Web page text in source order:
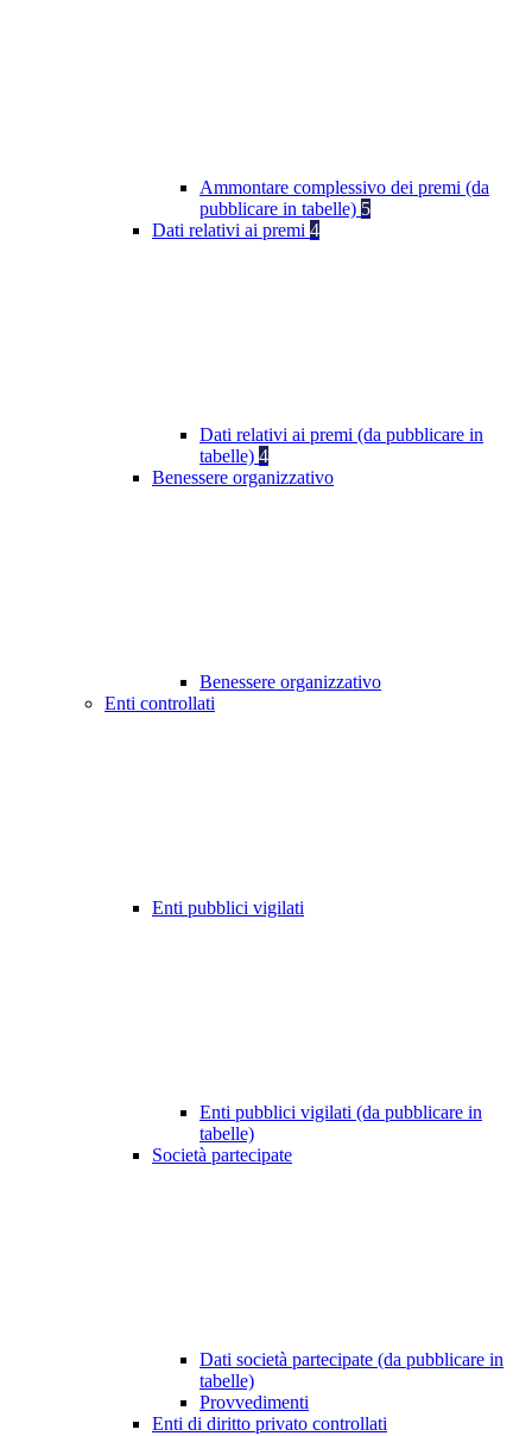
Ammontare complessivo dei premi (da
pubblicare in tabelle) 5
Dati relativi ai premi 4
Dati relativi ai premi (da pubblicare in
tabelle) 4
Benessere organizzativo
Benessere organizzativo
Enti controllati
Enti pubblici vigilati
Enti pubblici vigilati (da pubblicare in
tabelle)
Società partecipate
Dati società partecipate (da pubblicare in
tabelle)
Provvedimenti
Enti di diritto privato controllati